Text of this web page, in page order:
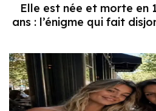
Elle est née et morte en
ans : l’énigme qui fait